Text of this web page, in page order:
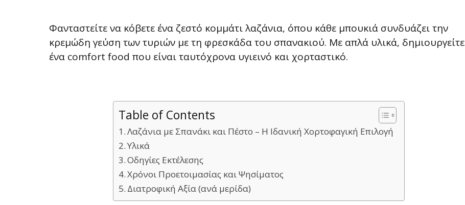
Φανταστείτε να κόβετε ένα ζεστό κομμάτι λαζάνια, όπου κάθε μπουκιά συνδυάζει την
κρεμώδη γεύση των τυριών με τη φρεσκάδα του σπανακιού. Με απλά υλικά, δημιουργείτε
ένα comfort food που είναι ταυτόχρονα υγιεινό και χορταστικό.
Table of Contents
Λαζάνια με Σπανάκι και Πέστο – Η Ιδανική Χορτοφαγική Επιλογή
Υλικά
Οδηγίες Εκτέλεσης
Χρόνοι Προετοιμασίας και Ψησίματος
Διατροφική Αξία (ανά μερίδα)